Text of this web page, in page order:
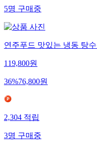
5명구매중
연주푸드 맛있는 냉동 탕
119,800원
36%76,800원
2,304적립
3명구매중